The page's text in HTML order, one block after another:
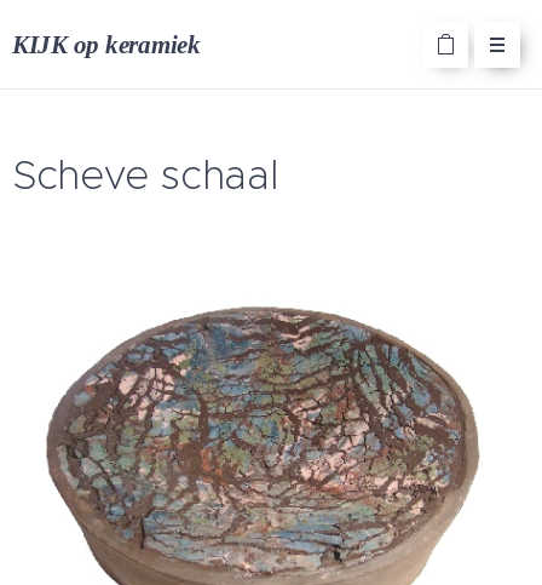
KIJK op keramiek
Scheve schaal